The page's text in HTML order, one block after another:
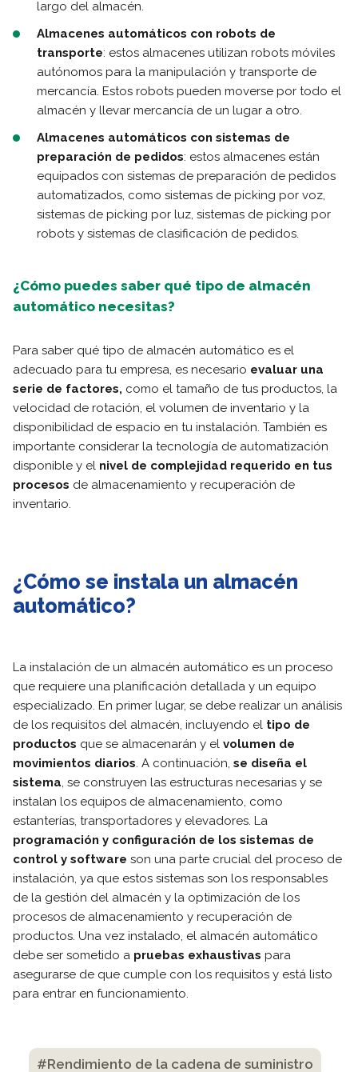
largo del almacén.
Almacenes automáticos con robots de
transporte: estos almacenes utilizan robots móviles
autónomos para la manipulación y transporte de
mercancía. Estos robots pueden moverse por todo el
almacén y llevar mercancía de un lugar a otro.
Almacenes automáticos con sistemas de
preparación de pedidos: estos almacenes están
equipados con sistemas de preparación de pedidos
automatizados, como sistemas de picking por voz,
sistemas de picking por luz, sistemas de picking por
robots y sistemas de clasificación de pedidos.
¿Cómo puedes saber qué tipo de almacén
automático necesitas?
Para saber qué tipo de almacén automático es el
adecuado para tu empresa, es necesario evaluar una
serie de factores, como el tamaño de tus productos, la
velocidad de rotación, el volumen de inventario y la
disponibilidad de espacio en tu instalación. También es
importante considerar la tecnología de automatización
disponible y el nivel de complejidad requerido en tus
procesos de almacenamiento y recuperación de
inventario.
¿Cómo se instala un almacén
automático?
La instalación de un almacén automático es un proceso
que requiere una planificación detallada y un equipo
especializado. En primer lugar, se debe realizar un análisis
de los requisitos del almacén, incluyendo el tipo de
productos que se almacenarán y el volumen de
movimientos diarios . A continuación, se diseña el
sistema , se construyen las estructuras necesarias y se
instalan los equipos de almacenamiento, como
estanterías, transportadores y elevadores. La
programación y configuración de los sistemas de
control y software son una parte crucial del proceso de
instalación, ya que estos sistemas son los responsables
de la gestión del almacén y la optimización de los
procesos de almacenamiento y recuperación de
productos. Una vez instalado, el almacén automático
debe ser sometido a pruebas exhaustivas para
asegurarse de que cumple con los requisitos y está listo
para entrar en funcionamiento.
#Rendimiento de la cadena de suministro